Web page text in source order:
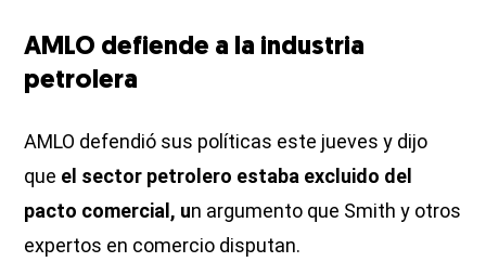
AMLO defiende a la industria
petrolera
AMLO defendió sus políticas este jueves y dijo
que el sector petrolero estaba excluido del
pacto comercial, un argumento que Smith y otros
expertos en comercio disputan.